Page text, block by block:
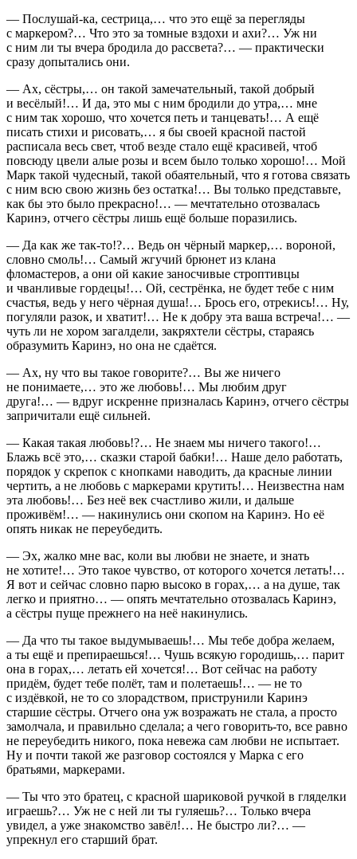
— Послушай-ка, сестрица,… что это ещё за перегляды
с маркером?… Что это за томные вздохи и ахи?… Уж ни
с ним ли ты вчера бродила до рассвета?… — практически
сразу допытались они.
— Ах, сёстры,… он такой замечательный, такой добрый
и весёлый!… И да, это мы с ним бродили до утра,… мне
с ним так хорошо, что хочется петь и танцевать!… А ещё
писать стихи и рисовать,… я бы своей красной пастой
расписала весь свет, чтоб везде стало ещё красивей, чтоб
повсюду цвели алые розы и всем было только хорошо!… Мой
Марк такой чудесный, такой обаятельный, что я готова связать
с ним всю свою жизнь без остатка!… Вы только представьте,
как бы это было прекрасно!… — мечтательно отозвалась
Каринэ, отчего сёстры лишь ещё больше поразились.
— Да как же так-то!?… Ведь он чёрный маркер,… вороной,
словно смоль!… Самый жгучий брюнет из клана
фломастеров, а они ой какие заносчивые строптивцы
и чванливые гордецы!… Ой, сестрёнка, не будет тебе с ним
счастья, ведь у него чёрная душа!… Брось его, отрекись!… Ну,
погуляли разок, и хватит!… Не к добру эта ваша встреча!… —
чуть ли не хором загалдели, закряхтели сёстры, стараясь
образумить Каринэ, но она не сдаётся.
— Ах, ну что вы такое говорите?… Вы же ничего
не понимаете,… это же любовь!… Мы любим друг
друга!… — вдруг искренне призналась Каринэ, отчего сёстры
запричитали ещё сильней.
— Какая такая любовь!?… Не знаем мы ничего такого!…
Блажь всё это,… сказки старой бабки!… Наше дело работать,
порядок у скрепок с кнопками наводить, да красные линии
чертить, а не любовь с маркерами крутить!… Неизвестна нам
эта любовь!… Без неё век счастливо жили, и дальше
проживём!… — накинулись они скопом на Каринэ. Но её
опять никак не переубедить.
— Эх, жалко мне вас, коли вы любви не знаете, и знать
не хотите!… Это такое чувство, от которого хочется летать!…
Я вот и сейчас словно парю высоко в горах,… а на душе, так
легко и приятно… — опять мечтательно отозвалась Каринэ,
а сёстры пуще прежнего на неё накинулись.
— Да что ты такое выдумываешь!… Мы тебе добра желаем,
а ты ещё и препираешься!… Чушь всякую городишь,… парит
она в горах,… летать ей хочется!… Вот сейчас на работу
придём, будет тебе полёт, там и полетаешь!… — не то
с издёвкой, не то со злорадством, приструнили Каринэ
старшие сёстры. Отчего она уж возражать не стала, а просто
замолчала, и правильно сделала; а чего говорить-то, все равно
не переубедить никого, пока невежа сам любви не испытает.
Ну и почти такой же разговор состоялся у Марка с его
братьями, маркерами.
— Ты что это братец, с красной шариковой ручкой в гляделки
играешь?… Уж не с ней ли ты гуляешь?… Только вчера
увидел, а уже знакомство завёл!… Не быстро ли?… —
упрекнул его старший брат.